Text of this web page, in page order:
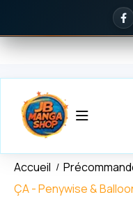
dès 150 € d'achat
Accueil
ÇA - Penywise &
Panneau de gestion des